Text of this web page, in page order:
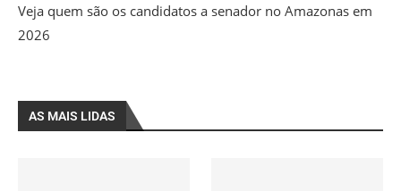
Veja quem são os candidatos a senador no Amazonas em
2026
AS MAIS LIDAS